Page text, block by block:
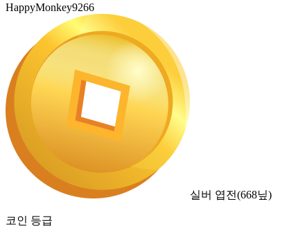
HappyMonkey9266
실버 엽전(668닢)
코인 등급